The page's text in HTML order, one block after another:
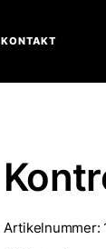
KONTAKT
Artikelnummer: